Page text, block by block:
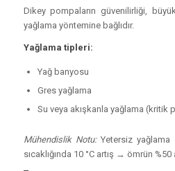
Dikey pompaların güvenilirliği,
yağlama yöntemine bağlıdır.
Yağlama tipleri:
Yağ banyosu
Gres yağlama
Su veya akışkanla yağlama (kritik
Mühendislik Notu:Yetersiz yağlama
sıcaklığında 10 °C artış → ömrün %50